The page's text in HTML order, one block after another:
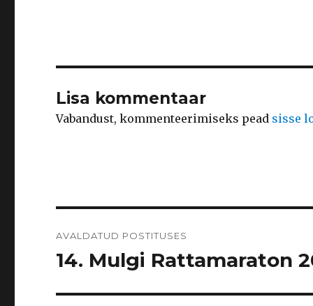
Lisa kommentaar
Vabandust, kommenteerimiseks pead sisse
AVALDATUD POSTITUSES
14. Mulgi Rattamaraton